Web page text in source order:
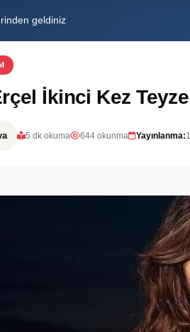
geldiniz
İkinci Kez
5 dk okuma 644 okunma Yayınlanma: